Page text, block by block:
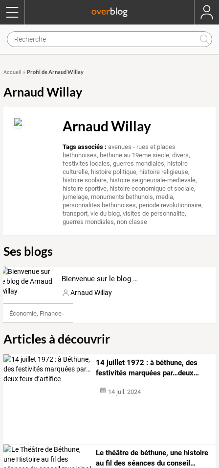
Accueil » Profil de Arnaud Willay
Arnaud Willay
Arnaud Willay
Tags associés : avenues - rues et places
bethunoises, bethune au 19eme siecle,divers,
festivites locales,guerres mondiales, histoire
culturelle, histoire politique, histoire religieuse,
histoire scolaire, histoire seigneuriale-medievale,
histoire sportive, histoire economique et sociale,
jumelage, monuments bethunois, media,
personnalites bethunoises, periode revolutionnaire,
transport,vie du blog,visites de personnalite,
guerres mondiales, non classe
Ses blogs
Bienvenue sur le blog de Arnaud Willay
Arnaud Willay
Économie, Finance & Droit
Articles à découvrir
14 juillet 1972 : à béthune, des
festivités marquées par…deux…
14 juil. 2024
Le théâtre de béthune, une histoire
au fil des séances du conseil …